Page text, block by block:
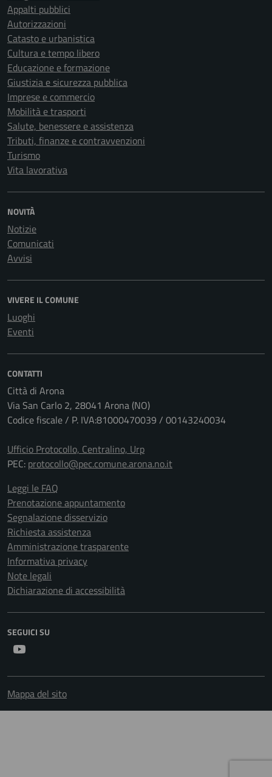
Appalti pubblici
Autorizzazioni
Catasto e urbanistica
Cultura e tempo libero
Educazione e formazione
Giustizia e sicurezza pubblica
Imprese e commercio
Mobilità e trasporti
Salute, benessere e assistenza
Tributi, finanze e contravvenzioni
Turismo
Vita lavorativa
NOVITÀ
Notizie
Comunicati
Avvisi
VIVERE IL COMUNE
Luoghi
Eventi
CONTATTI
Città di Arona
Via San Carlo 2, 28041 Arona (NO)
Codice fiscale / P. IVA:81000470039 / 00143240034
Ufficio Protocollo, Centralino, Urp
PEC: protocollo@pec.comune.arona.no.it
Leggi le FAQ
Prenotazione appuntamento
Segnalazione disservizio
Richiesta assistenza
Amministrazione trasparente
Informativa privacy
Note legali
Dichiarazione di accessibilità
SEGUICI SU
Mappa del sito